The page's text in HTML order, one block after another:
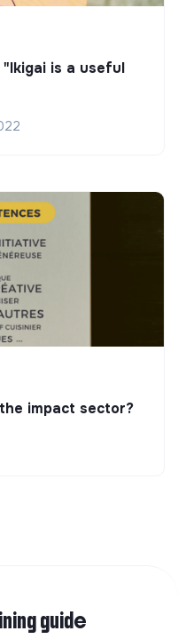
"Ikigai is a useful
impact sector?
guide